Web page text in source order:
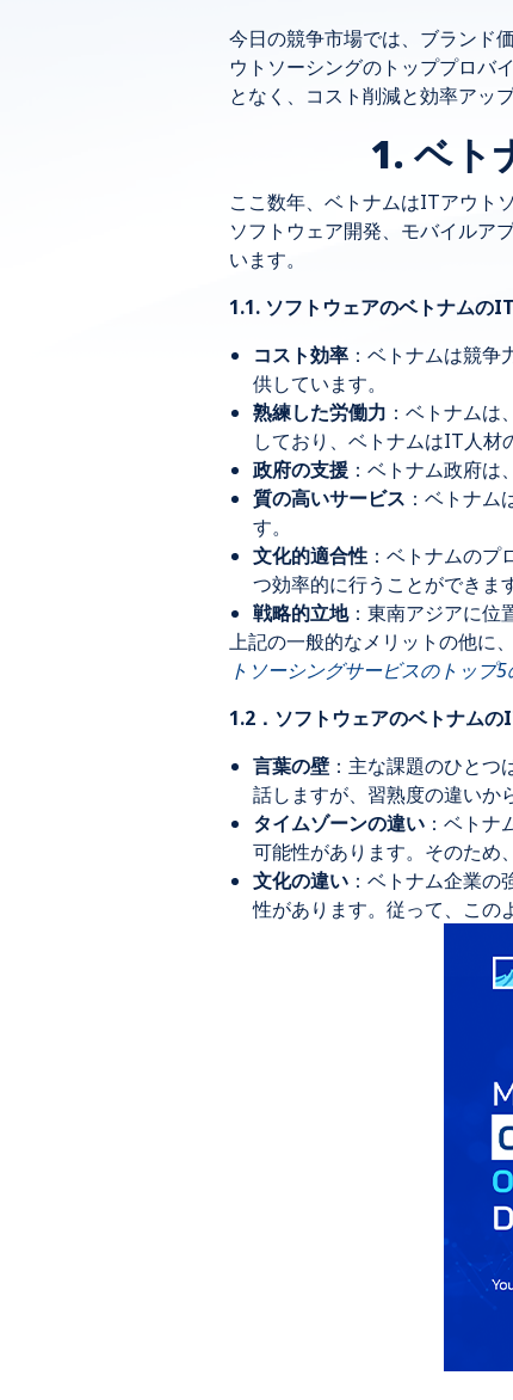
今日の競争市場では、ブランド
ウトソーシングのトッププロバ
となく、コスト削減と効率アッ
1. ベト
ここ数年、ベトナムはITアウト
ソフトウェア開発、モバイルア
います。
1.1. ソフトウェアのベトナムの
コスト効率 ：ベトナムは競
供しています。
熟練した労働力 ：ベトナム
しており、ベトナムはIT人材
政府の支援 ：ベトナム政府
質の高いサービス ：ベトナ
す。
文化的適合性 ：ベトナムの
つ効率的に行うことができます
戦略的立地：東南アジアに位
上記の一般的なメリットの他に
トソーシングサービスのトップ5
1.2．ソフトウェアのベトナム
言葉の壁 ：主な課題のひと
話しますが、習熟度の違いか
タイムゾーンの違い ：ベト
可能性があります。そのため
文化の違い ：ベトナム企業
性があります。従って、この